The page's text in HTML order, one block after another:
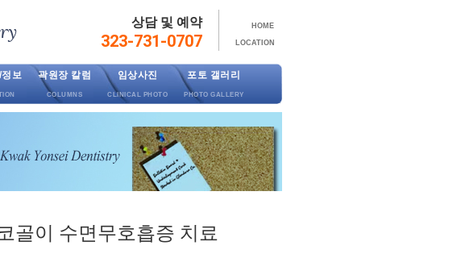
상담 및 예약
323-731-0707
HOME
LOCATION
정보 곽원장 칼럼
COLUMNS
임상사진
CLINICAL PHOTO
포토 갤러리
PHOTO GALLERY
골이 수면무호흡증 치료